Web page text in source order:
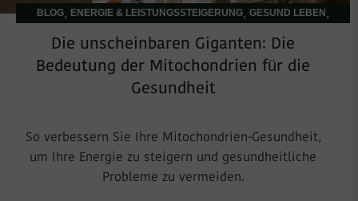
BLOG, ENERGIE & LEISTUNGSSTEIGERUNG, GESUND LEBEN ,
Die unscheinbaren Giganten: Die
Bedeutung der Mitochondrien für die
Gesundheit
So verbessern Sie Ihre Mitochondrien-Gesundheit,
um Ihre Energie zu steigern und gesundheitliche
Probleme zu vermeiden.